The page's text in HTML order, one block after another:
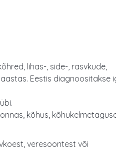
lihas-, side-, rasvkude,
Eestis diagnoositakse
kõhus,
veresoontest või